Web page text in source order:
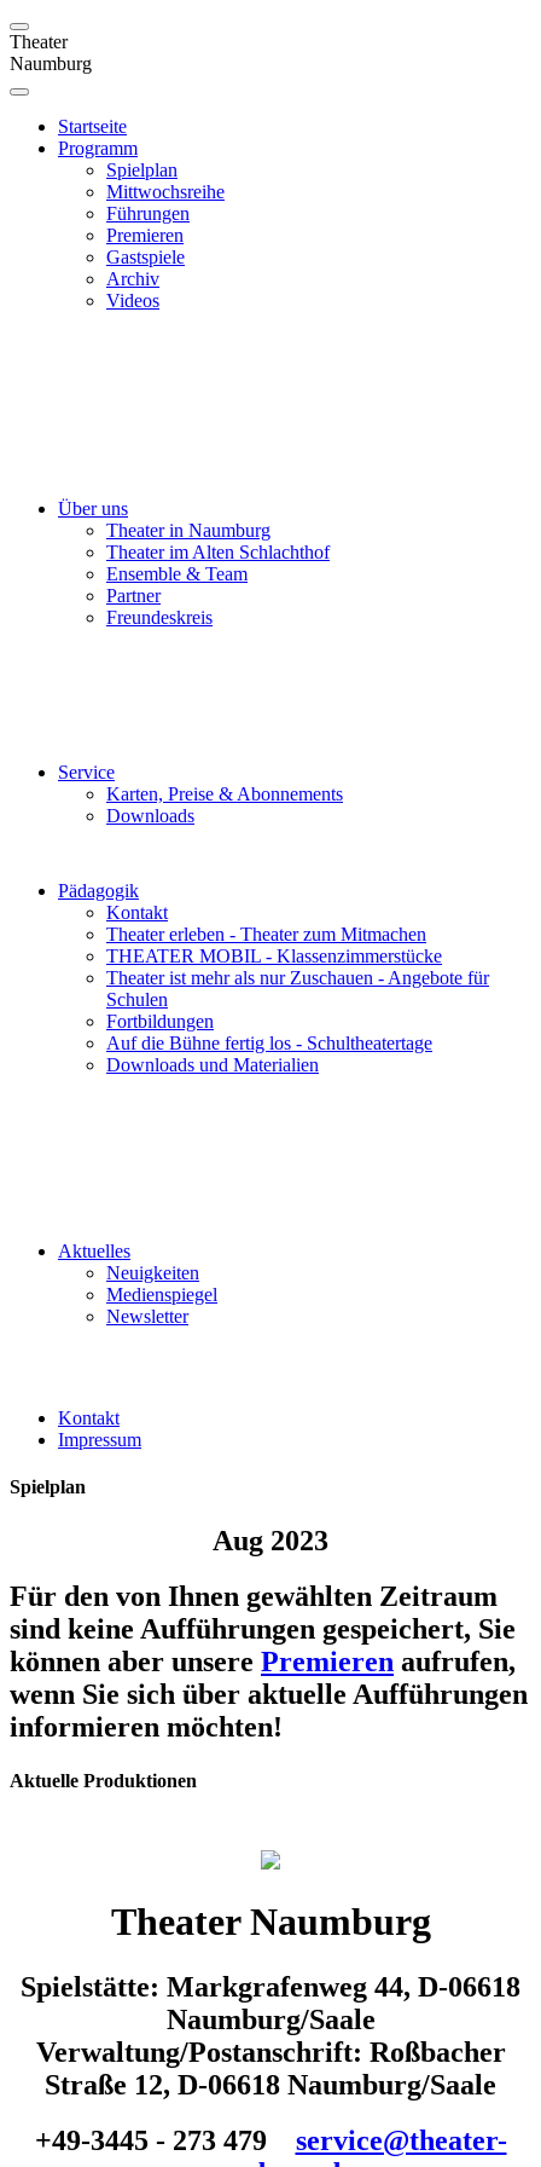
Theater
Naumburg
Startseite
Programm
Spielplan
Mittwochsreihe
Führungen
Premieren
Gastspiele
Archiv
Videos
Über uns
Theater in Naumburg
Theater im Alten Schlachthof
Ensemble & Team
Partner
Freundeskreis
Service
Karten, Preise & Abonnements
Downloads
Pädagogik
Kontakt
Theater erleben - Theater zum Mitmachen
THEATER MOBIL - Klassenzimmerstücke
Theater ist mehr als nur Zuschauen - Angebote für
Schulen
Fortbildungen
Auf die Bühne fertig los - Schultheatertage
Downloads und Materialien
Aktuelles
Neuigkeiten
Medienspiegel
Newsletter
Kontakt
Impressum
Spielplan
Aug 2023
Für den von Ihnen gewählten Zeitraum
sind keine Aufführungen gespeichert, Sie
können aber unsere Premieren aufrufen,
wenn Sie sich über aktuelle Aufführungen
informieren möchten!
Aktuelle Produktionen
Theater Naumburg
Spielstätte: Markgrafenweg 44, D-06618
Naumburg/Saale
Verwaltung/Postanschrift: Roßbacher
Straße 12, D-06618 Naumburg/Saale
+49-3445 - 273 479
service@theater-